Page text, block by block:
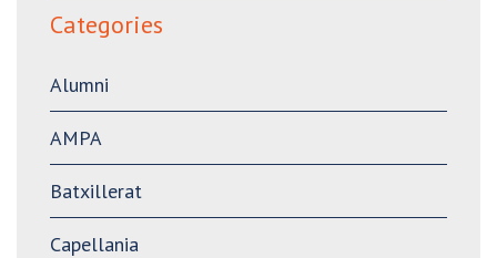
Bell-lloc
Categories
Alumni
AMPA
Batxillerat
Capellania